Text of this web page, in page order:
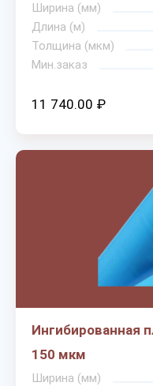
Ширина (мм)
Длина (м)
Толщина (мкм)
Мин.заказ
11 740.00 ₽
Ингибированная
150 мкм
Ширина (мм)